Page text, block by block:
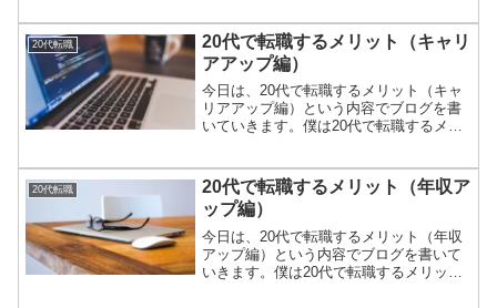
今回は、IT・WEB・ゲーム業界に強いエ
ージェントを紹介していきます。
で気づいたことは、年収が700万円以上に
なると、転職エー...
20代転職
20代で転職するメリット（キャリ
アアップ編）
今日は、20代で転職するメリット（キャ
リアアップ編）という内容でブログを書
いていきます。僕は20代で転職するメリ
で難しい課題であるキャリアアップにつ
いて書いていきます。
20代転職
20代で転職するメリット（年収ア
ップ編）
今日は、20代で転職するメリット（年収
アップ編）という内容でブログを書いて
いきます。僕は20代で転職するメリット